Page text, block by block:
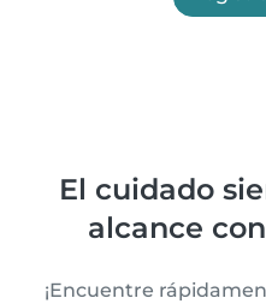
El cuidado
alcance
¡Encuentre